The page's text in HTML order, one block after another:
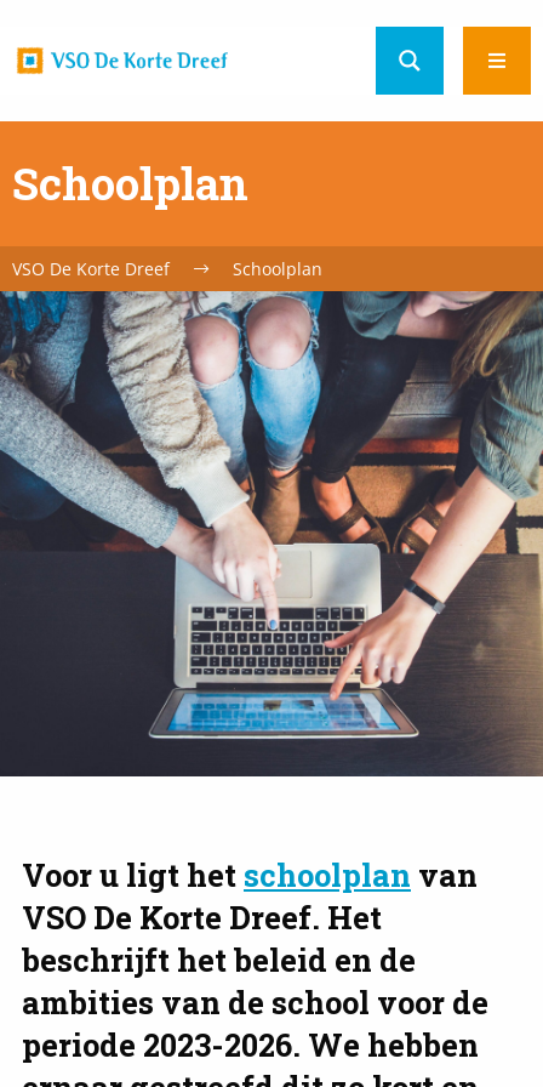
Home
Schoolplan
VSO De Korte Dreef Schoolplan
Voor u ligt het schoolplan van
VSO De Korte Dreef. Het
beschrijft het beleid en de
ambities van de school voor de
periode 2023-2026. We hebben